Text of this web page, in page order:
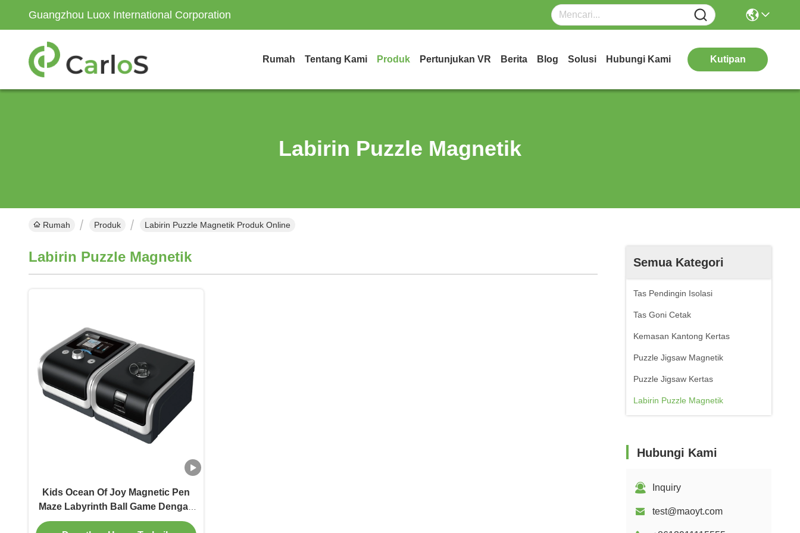
Guangzhou Luox International Corporation
Rumah Tentang Kami Produk Pertunjukan VR Berita Blog Solusi Hubungi Kami Kutipan
Labirin Puzzle Magnetik
Rumah Produk Labirin Puzzle Magnetik Produk Online
Semua Kategori
Tas Pendingin Isolasi
Tas Goni Cetak
Kemasan Kantong Kertas
Puzzle Jigsaw Magnetik
Puzzle Jigsaw Kertas
Labirin Puzzle Magnetik
Hubungi Kami
Inquiry
test@maoyt.com
Labirin Puzzle Magnetik
Kids Ocean Of Joy Magnetic Pen
Maze Labyrinth Ball Game Dengan
Papan Gambar